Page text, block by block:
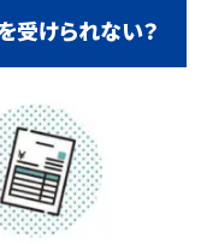
受けられない？